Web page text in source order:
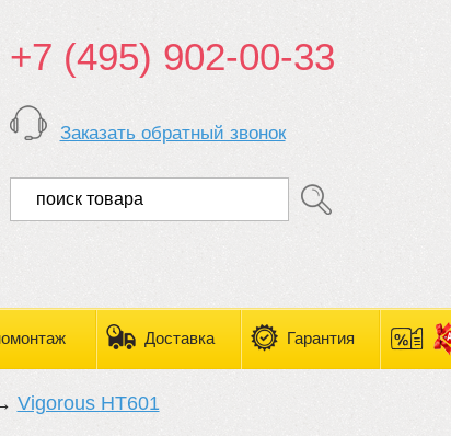
+7 (495) 902-00-33
Заказать обратный звонок
Доставка Гарантия
Vigorous HT601